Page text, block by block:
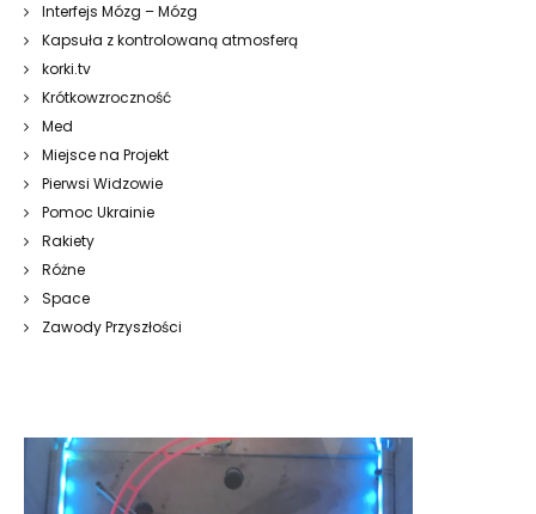
Interfejs Mózg – Mózg
Kapsuła z kontrolowaną atmosferą
korki.tv
Krótkowzroczność
Med
Miejsce na Projekt
Pierwsi Widzowie
Pomoc Ukrainie
Rakiety
Różne
Space
Zawody Przyszłości